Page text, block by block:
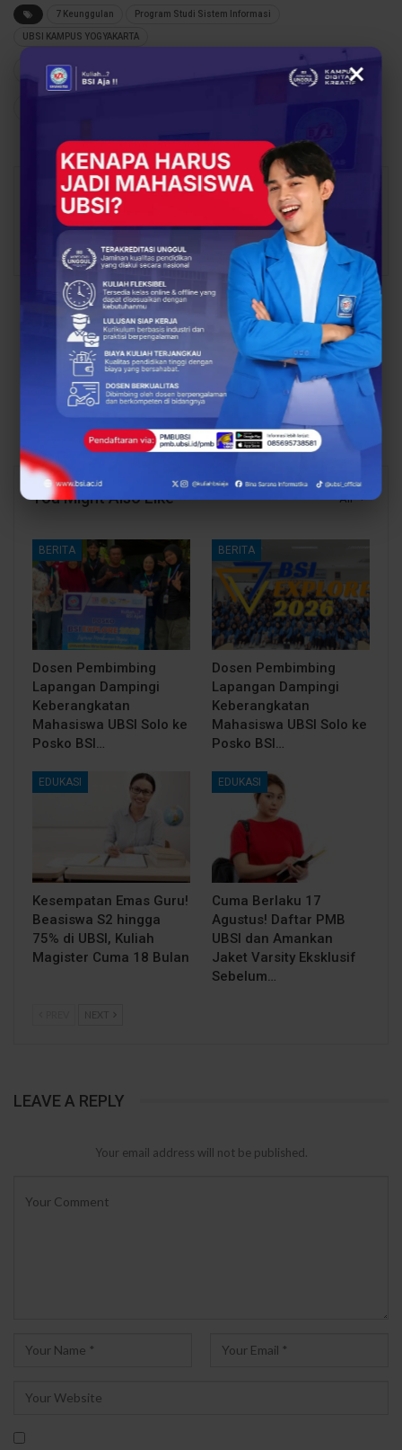
7 Keunggulan Program Studi Sistem Informasi
UBSI KAMPUS YOGYAKARTA
0
28
Tiara Sari 1129 Posts 0 Comments
PREV POST
Kompetensi Dosen
sebagai Kunci
Keunggulan Perguruan
Tinggi
NEXT POST
Mengupas Tuntas
Prospek Kerja Lulusan
Sistem Informasi: Gaji
Menjanjikan & Karier
Melejit (2025–2030)
All
You Might Also Like
BERITA
Dosen Pembimbing
Lapangan Dampingi
Keberangkatan
Mahasiswa UBSI Solo ke
Posko BSI…
BERITA
Dosen Pembimbing
Lapangan Dampingi
Keberangkatan
Mahasiswa UBSI Solo ke
Posko BSI…
EDUKASI
Kesempatan Emas Guru!
Beasiswa S2 hingga
75% di UBSI, Kuliah
Magister Cuma 18 Bulan
EDUKASI
Cuma Berlaku 17
Agustus! Daftar PMB
UBSI dan Amankan
Jaket Varsity Eksklusif
Sebelum…
NEXT
LEAVE A REPLY
Your email address will not be published.
×